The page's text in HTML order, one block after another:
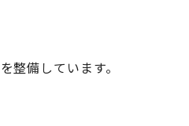
備しています。